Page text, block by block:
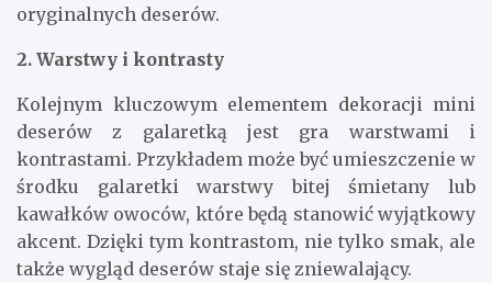
oryginalnych deserów.
2. Warstwy i kontrasty
Kolejnym kluczowym elementem dekoracji mini
deserów z galaretką jest gra warstwami i
kontrastami. Przykładem może być umieszczenie w
środku galaretki warstwy bitej śmietany lub
kawałków owoców, które będą stanowić wyjątkowy
akcent. Dzięki tym kontrastom, nie tylko smak, ale
także wygląd deserów staje się zniewalający.